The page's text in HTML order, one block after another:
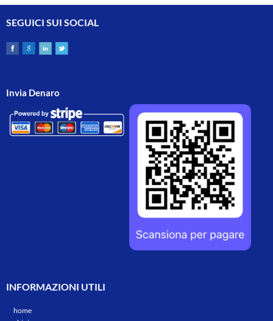
SEGUICI SUI SOCIAL
Invia Denaro
INFORMAZIONI UTILI
home